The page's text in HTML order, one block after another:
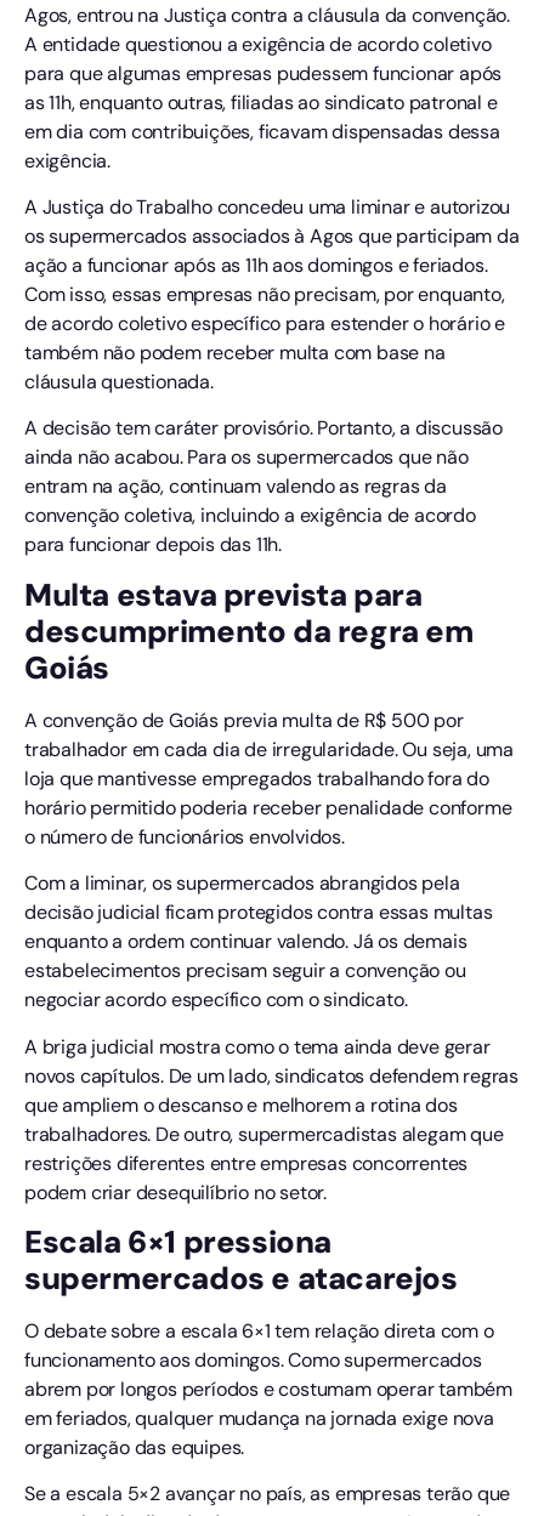
Agos, entrou na Justiça contra a cláusula da convenção.
A entidade questionou a exigência de acordo coletivo
para que algumas empresas pudessem funcionar após
as 11h, enquanto outras, filiadas ao sindicato patronal e
em dia com contribuições, ficavam dispensadas dessa
exigência.
A Justiça do Trabalho concedeu uma liminar e autorizou
os supermercados associados à Agos que participam da
ação a funcionar após as 11h aos domingos e feriados.
Com isso, essas empresas não precisam, por enquanto,
de acordo coletivo específico para estender o horário e
também não podem receber multa com base na
cláusula questionada.
A decisão tem caráter provisório. Portanto, a discussão
ainda não acabou. Para os supermercados que não
entram na ação, continuam valendo as regras da
convenção coletiva, incluindo a exigência de acordo
para funcionar depois das 11h.
Multa estava prevista para
descumprimento da regra em
Goiás
A convenção de Goiás previa multa de R$ 500 por
trabalhador em cada dia de irregularidade. Ou seja, uma
loja que mantivesse empregados trabalhando fora do
horário permitido poderia receber penalidade conforme
o número de funcionários envolvidos.
Com a liminar, os supermercados abrangidos pela
decisão judicial ficam protegidos contra essas multas
enquanto a ordem continuar valendo. Já os demais
estabelecimentos precisam seguir a convenção ou
negociar acordo específico com o sindicato.
A briga judicial mostra como o tema ainda deve gerar
novos capítulos. De um lado, sindicatos defendem regras
que ampliem o descanso e melhorem a rotina dos
trabalhadores. De outro, supermercadistas alegam que
restrições diferentes entre empresas concorrentes
podem criar desequilíbrio no setor.
Escala 6×1 pressiona
supermercados e atacarejos
O debate sobre a escala 6×1 tem relação direta com o
funcionamento aos domingos. Como supermercados
abrem por longos períodos e costumam operar também
em feriados, qualquer mudança na jornada exige nova
organização das equipes.
Se a escala 5×2 avançar no país, as empresas terão que